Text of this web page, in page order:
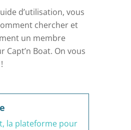
d’utilisation, vous
chercher et
un membre
Capt’n Boat. On vous
la plateforme pour